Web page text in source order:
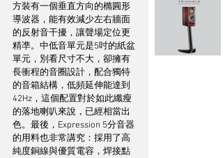
方裝有一個垂直方向的橢圓形
導波器，能有效減少左右牆面
的反射音干擾，讓聲場定位更
精凖。中低音單元是5吋的紙盆
單元，別看尺寸不大，卻擁有
長衝程的音圈設計，配合獨特
的音箱結構，低頻延伸能達到
42Hz，這個配置對於如此纖瘦
的落地喇叭來說，已經相當出
色。最後，Expression 5分音器
的用料也非常講究：採用了高
純度銅線與優質電容，焊接點